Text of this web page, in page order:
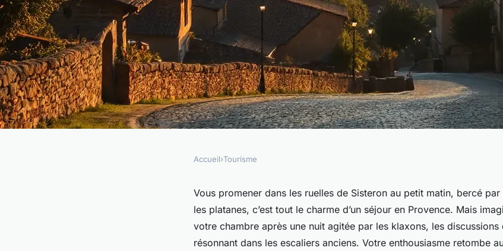
Les meilleures options d'hébergement
pour un sommeil paisible à Sisteron
Accueil›Tourisme
Vous promener dans les ruelles de Sisteron au petit matin, bercé
les platanes, c’est tout le charme d’un séjour en Provence. Mais
votre chambre après une nuit agitée par les klaxons, les discussions
résonnant dans les escaliers anciens. Votre enthousiasme retombe